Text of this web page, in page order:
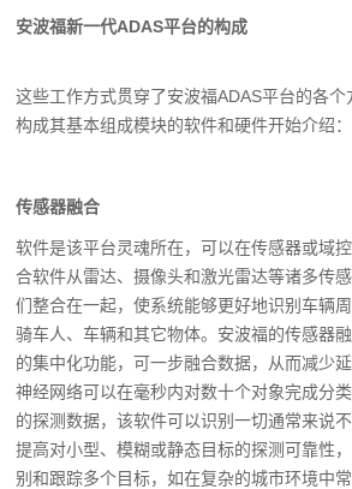
安波福新一代ADAS平台的构成
这些工作方式贯穿了安波福ADAS平台的各个
构成其基本组成模块的软件和硬件开始介绍：
传感器融合
软件是该平台灵魂所在，可以在传感器或域
合软件从雷达、摄像头和激光雷达等诸多传
们整合在一起，使系统能够更好地识别车辆
骑车人、车辆和其它物体。安波福的传感器
的集中化功能，可一步融合数据，从而减少
神经网络可以在毫秒内对数十个对象完成分
的探测数据，该软件可以识别一切通常来说
提高对小型、模糊或静态目标的探测可靠性
别和跟踪多个目标，如在复杂的城市环境中常